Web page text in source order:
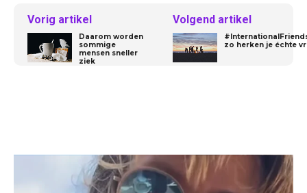
Vorig artikel
Daarom worden
sommige
mensen sneller
ziek
Volgend artikel
zo herken je échte